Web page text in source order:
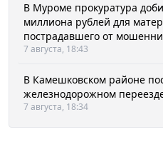
В Муроме прокуратура
миллиона рублей для
пострадавшего от
7 августа, 18:43
В Камешковском районе
железнодорожном
7 августа, 18:34